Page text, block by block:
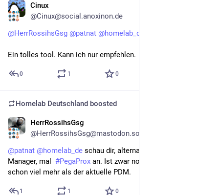
Cinux
@Cinux@social.anoxinon.de
@HerrRossihsGsg @patnat @homelab_de
Ein tolles tool. Kann ich nur empfehlen.
0 1 0
Homelab Deutschland boosted
HerrRossihsGsg
@HerrRossihsGsg@mastodon.social
@patnat @homelab_de schau dir, alternativ zum Datacenter
Manager, mal #PegaProx an. Ist zwar noch beta, kann aber
schon viel mehr als der aktuelle PDM.
1 1 0